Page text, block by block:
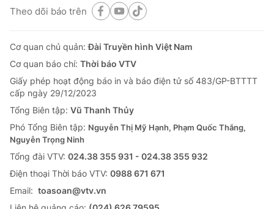
Theo dõi báo trên
Cơ quan chủ quản:Đài Truyền hình Việt Nam
Cơ quan báo chí: Thời báo VTV
Giấy phép hoạt động báo in và báo điện tử số 483/GP-BTTTT
cấp ngày 29/12/2023
Tổng Biên tập: Vũ Thanh Thủy
Phó Tổng Biên tập: Nguyễn Thị Mỹ Hạnh, Phạm Quốc Thắng,
Nguyễn Trọng Ninh
Tổng đài VTV: 024.38 355 931 - 024.38 355 932
Ðiện thoại Thời báo VTV: 0988 671 671
Email: toasoan@vtv.vn